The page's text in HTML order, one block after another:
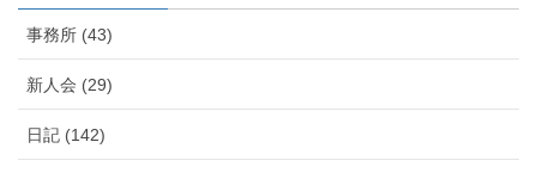
事務所 (43)
新人会 (29)
日記 (142)